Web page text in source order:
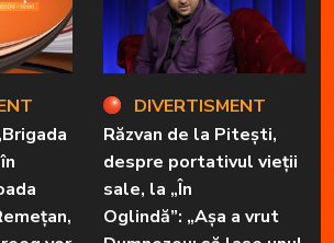
DIVERTISMENT
Răzvan de la Pitești,
despre portativul vieții
sale, la „În
Oglindă”: „Așa a vrut